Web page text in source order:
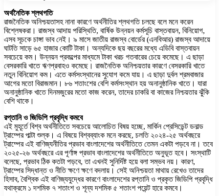
অর্থনৈতিক শ্লথগতি
রাজনৈতিক অনিশ্চয়তাসহ নানা কারণে অর্থনীতির শ্লথগতি চলছে বলে মনে করেন
বিশ্লেষকরা। রাজস্ব আদায় পরিস্থিতি, বার্ষিক উন্নয়ন কর্মসূচি বাস্তবায়ন, বিনিয়োগ,
এসব সূচকে চাঙ্গা ভাব নেই। ৯ মাসে জাতীয় রাজস্ব বোর্ডের (এনবিআর) রাজস্ব আদায়ে
ঘাটতি সাড়ে ৬৫ হাজার কোটি টাকা। অন্যদিকে ছয় বছরের মধ্যে এডিবি বাস্তবায়ন
সবচেয়ে কম। উন্নয়ন প্রকল্পের মাধ্যমে টাকা খরচ গতবারের চেয়ে কমেছে। এ ছাড়া
বেসরকারি খাতে ঋণপ্রবাহও কমেছে। রাজনৈতিক অনিশ্চয়তার কারণে বেসরকারি খাতে
নতুন বিনিয়োগ কম। এতে কর্মসংস্থানের সুযোগ কমে যায়। এ ছাড়া দুর্বল শ্রমবাজার
আগের মতো বিরাজমান। ৮৬ শতাংশের বেশি কর্মসংস্থান হয় অনানুষ্ঠানিক খাতে। যারা
অনানুষ্ঠানিক খাতে দিনমজুরের মতো কাজ করেন, তাদের চাকরি বা কাজের নিশ্চয়তার ঝুঁকি
বেশি থাকে।
রপ্তানি ও জিডিপি প্রবৃদ্ধি কমবে
এই মুহূর্তে বিশ্ব অর্থনীতিতে সবচেয়ে আলোচিত বিষয় হচ্ছে, মার্কিন প্রেসিডেন্ট ডনাল্ড
ট্রাম্পের পাল্টা শুল্ক। এ বিষয়ে বিশ্বব্যাংক মনে করছে, চলতি ২০২৪-২৫ অর্থবছরে
ট্রাম্পের এই বাণিজ্যনীতির প্রভাব বাংলাদেশের অর্থনীতিতে তেমন একটা পড়বে না। তবে
২০২৫-২৬ অর্থবছরে এর পূর্ণাঙ্গ প্রভাব বাংলাদেশের অর্থনীতিতে অনুভূত হবে। সংস্থাটি
বলেছে, প্রভাব ঠিক কতটা পড়বে, তা এখনই সুনির্দিষ্ট হয়ে বলা সম্ভব নয়। কারণ,
ট্রাম্পের সিদ্ধান্ত ও নীতি ক্ষণে ক্ষণে বদলায়। সেই অনিশ্চয়তা মাথায় রেখেও তাদের
হিসাব, বৈশ্বিক এই বাণিজ্যযুদ্ধের কারণে বাংলাদেশের রপ্তানি ও প্রকৃত জিডিপি প্রবৃদ্ধি
যথাক্রমে ১ দশমিক ৭ শতাংশ ও শূন্য দশমিক ৫ শতাংশ পয়েন্ট হারে কমবে।